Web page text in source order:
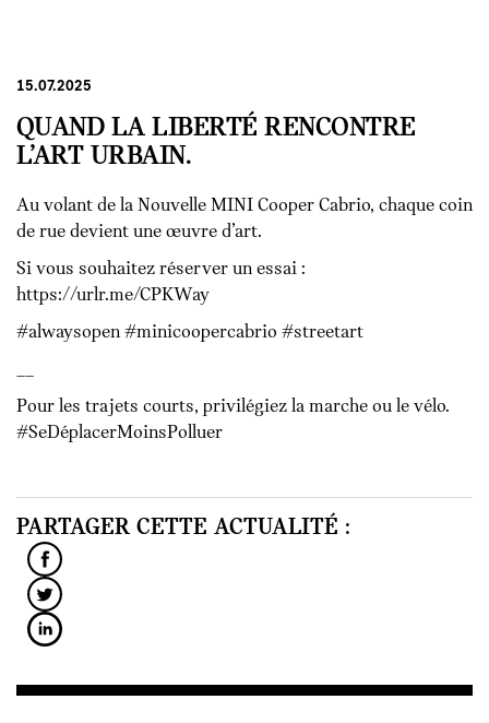
15.07.2025
QUAND LA LIBERTÉ RENCONTRE
L’ART URBAIN.
Au volant de la Nouvelle MINI Cooper Cabrio, chaque coin
de rue devient une œuvre d’art.
Si vous souhaitez réserver un essai :
https://urlr.me/CPKWay
#alwaysopen #minicoopercabrio #streetart
Pour les trajets courts, privilégiez la marche ou le vélo.
#SeDéplacerMoinsPolluer
PARTAGER CETTE ACTUALITÉ :